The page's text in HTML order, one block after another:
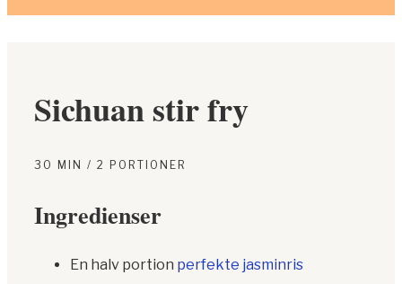
Sichuan stir fry
30 MIN / 2 PORTIONER
Ingredienser
En halv portion perfekte jasminris